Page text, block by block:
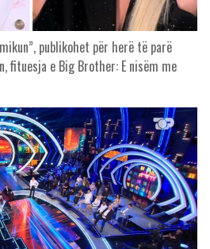
publikohet për herë të parë
fituesja e Big Brother: E nisëm me